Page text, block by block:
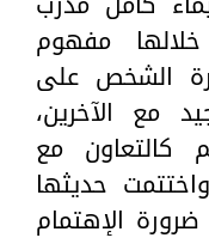
مفهوم
الشخص على
مع الآخرين،
كالتعاون مع
واختتمت حديثها
الإهتمام